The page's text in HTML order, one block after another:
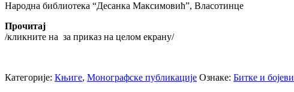
Народна библиотека “Десанка Максимовић”, Власотинце
Прочитај
/кликните на за приказ на целом екрану/
Категорије: Књиге, Монографске публикације Ознаке: Битке и